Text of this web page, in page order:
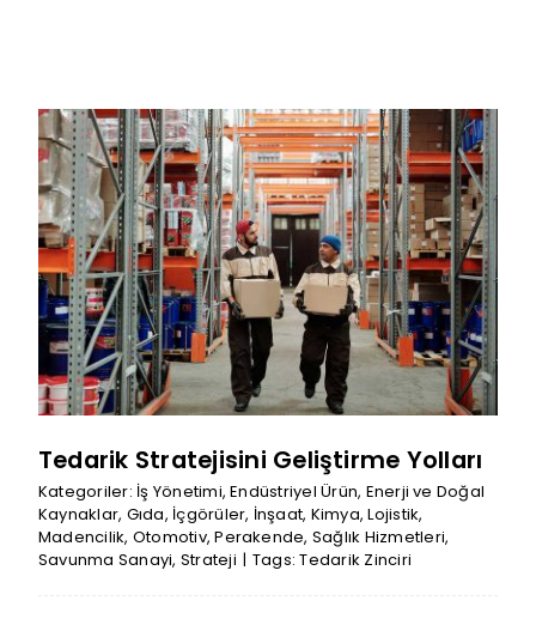
Tedarik Stratejisini Geliştirme Yolları
Kategoriler: İş Yönetimi,Endüstriyel Ürün, Enerji ve Doğal
Kaynaklar, Gıda, İçgörüler, İnşaat, Kimya,Lojistik,
Madencilik, Otomotiv,Perakende, Sağlık Hizmetleri,
Savunma Sanayi, Strateji | Tags:Tedarik Zinciri